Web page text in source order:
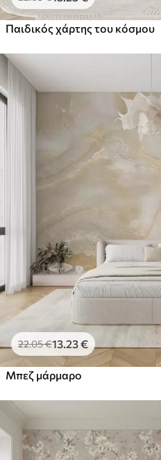
Παιδικός χάρτης του κόσμου
22.05€13 .23€
Μπεζ μάρμαρο